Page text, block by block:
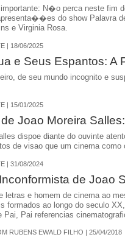
N�o perca neste fim
do show Palavra
e Virginia Rosa.
| 18/06/2025
e Seus Espantos: A
de seu mundo incognito e
| 15/01/2025
Joao Moreira
dispoe diante do ouvinte
de visao que um cinema como
| 31/08/2024
de Joao
letras e homem de cinema ao
formados ao longo do seculo
Pai, Pai referencias
RUBENS EWALD FILHO | 25/04/2018